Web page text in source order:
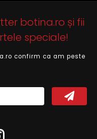
botina.ro și fii
speciale!
confirm ca am peste